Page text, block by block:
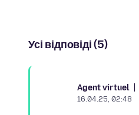
Усі відповіді (5)
Agent virtuel
16.04.25, 02:48